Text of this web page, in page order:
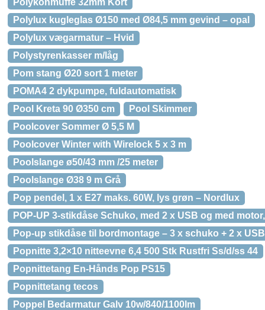
Polykonmuffe 32mm Kort
Polylux kugleglas Ø150 med Ø84,5 mm gevind – opal
Polylux vægarmatur – Hvid
Polystyrenkasser m/låg
Pom stang Ø20 sort 1 meter
POMA4 2 dykpumpe, fuldautomatisk
Pool Kreta 90 Ø350 cm
Pool Skimmer
Poolcover Sommer Ø 5,5 M
Poolcover Winter with Wirelock 5 x 3 m
Poolslange ø50/43 mm /25 meter
Poolslange Ø38 9 m Grå
Pop pendel, 1 x E27 maks. 60W, lys grøn – Nordlux
POP-UP 3-stikdåse Schuko, med 2 x USB og med
Pop-up stikdåse til bordmontage – 3 x schuko + 2 x USB
Popnitte 3,2×10 nitteevne 6,4 500 Stk Rustfri Ss/d/ss 44
Popnittetang En-Hånds Pop PS15
Popnittetang tecos
Poppel Bedarmatur Galv 10w/840/1100lm